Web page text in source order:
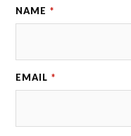
NAME *
EMAIL *